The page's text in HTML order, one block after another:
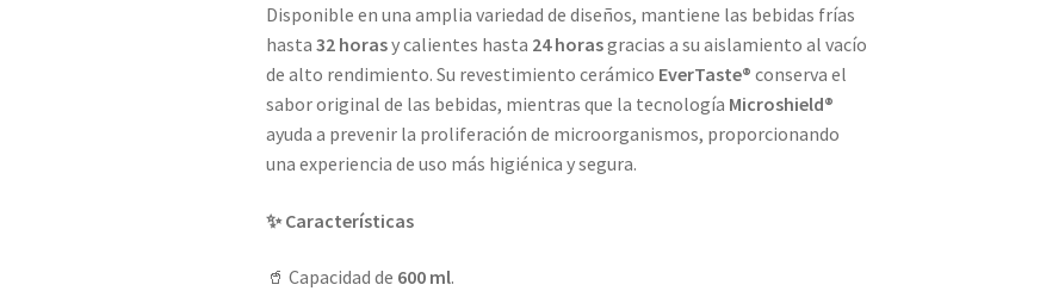
Disponible en una amplia variedad de diseños, mantiene las bebidas frías
hasta32 horasy calientes hasta 24 horasgracias a su aislamiento al vacío
de alto rendimiento. Su revestimiento cerámico EverTaste® conserva el
sabor original de las bebidas, mientras que la tecnología Microshield®
ayuda a prevenir la proliferación de microorganismos, proporcionando
una experiencia de uso más higiénica y segura.
✨ Características
🥤 Capacidad de 600 ml.